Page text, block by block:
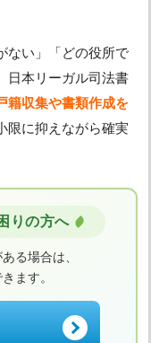
ない」「どの役所で
日本リーガル司法書
籍収集や書類作成を
限に抑えながら確実
りの方へ
る場合は、
ます。